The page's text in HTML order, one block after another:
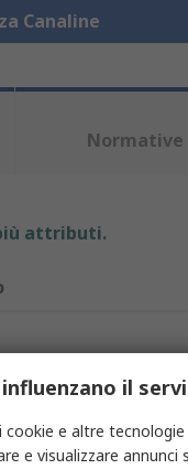
Canaline
Normative
attributi.
il
cookie e altre
e visualizzare